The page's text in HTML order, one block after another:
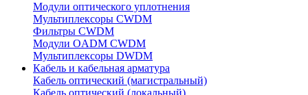
Модули оптического уплотнения
Мультиплексоры CWDM
Фильтры CWDM
Модули OADM CWDM
Мультиплексоры DWDM
Кабель и кабельная арматура
Кабель оптический (магистральный)
Кабель оптический (локальный)